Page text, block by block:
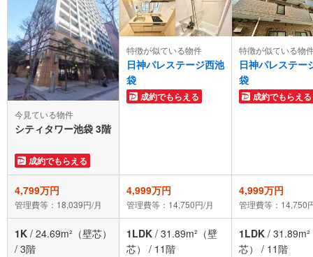
今見ている物件
シティタワー池袋 3階
成約でもらえる
特徴が似ている物件
日神パレステージ西池
袋
成約でもらえる
特徴が似ている物
日神パレステー
袋
成約でもらえる
4,799万円
管理費等：18,039円/月
4,999万円
管理費等：14,750円/月
4,999万円
管理費等：14,750
1K / 24.69m²（壁芯）
/ 3階
1LDK / 31.89m²（壁
芯）
/ 11階
1LDK /
芯）
/ 11階